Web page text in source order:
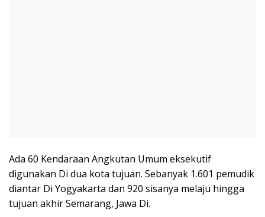
Ada 60 Kendaraan Angkutan Umum eksekutif
digunakan Di dua kota tujuan. Sebanyak 1.601 pemudik
diantar Di Yogyakarta dan 920 sisanya melaju hingga
tujuan akhir Semarang, Jawa Di.